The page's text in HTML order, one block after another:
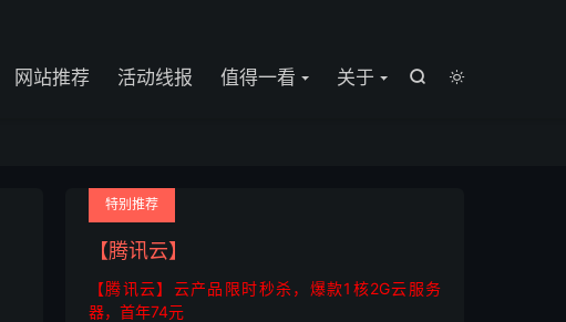


网站推荐 活动线报 值得一看 关于
特别推荐
【腾讯云】
【腾讯云】云产品限时秒杀，爆款1核2G云服务
器，首年74元